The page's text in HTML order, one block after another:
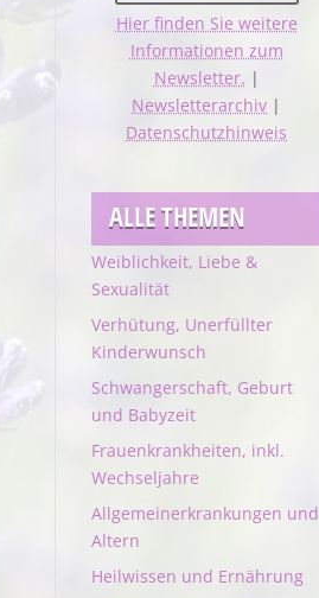
Hier finden Sie weitere
Informationen zum
Newsletter. |
Newsletterarchiv |
Datenschutzhinweis
ALLE THEMEN
Weiblichkeit, Liebe &
Sexualität
Verhütung, Unerfüllter
Kinderwunsch
Schwangerschaft, Geburt
und Babyzeit
Frauenkrankheiten, inkl.
Wechseljahre
Allgemeinerkrankungen und
Altern
Heilwissen und Ernährung